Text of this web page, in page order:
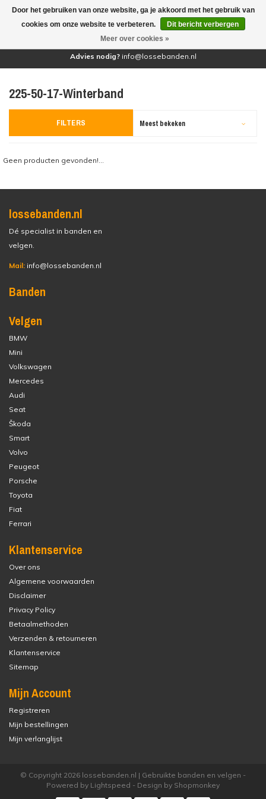
(0)
Advies nodig? info@lossebanden.nl
225-50-17-Winterband
FILTERS Meest bekeken
Geen producten gevonden!...
lossebanden.nl
Dé specialist in banden en
velgen.
Mail: info@lossebanden.nl
Banden
Velgen
BMW
Mini
Volkswagen
Mercedes
Audi
Seat
Škoda
Smart
Volvo
Peugeot
Porsche
Toyota
Fiat
Ferrari
Klantenservice
Over ons
Algemene voorwaarden
Disclaimer
Privacy Policy
Betaalmethoden
Verzenden & retourneren
Klantenservice
Sitemap
Mijn Account
Registreren
Mijn bestellingen
Mijn verlanglijst
© Copyright 2026 lossebanden.nl | Gebruikte banden en velgen -
Powered by Lightspeed - Design by Shopmonkey
Door het gebruiken van onze website, ga je akkoord met het gebruik van
cookies om onze website te verbeteren.
Dit bericht verbergen
Meer over cookies »